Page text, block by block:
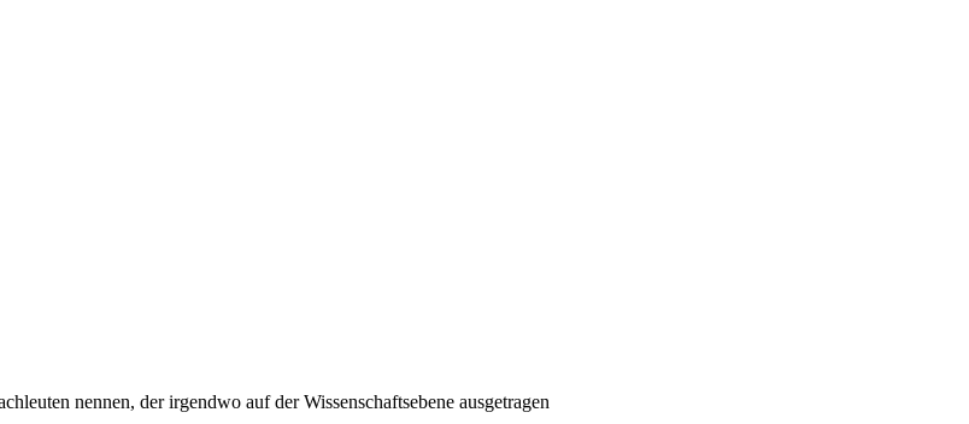
nennen, der irgendwo auf der Wissenschaftsebene ausgetragen